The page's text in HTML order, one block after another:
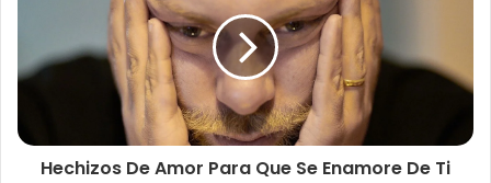
Hechizos De Amor Para Que Se Enamore De Ti